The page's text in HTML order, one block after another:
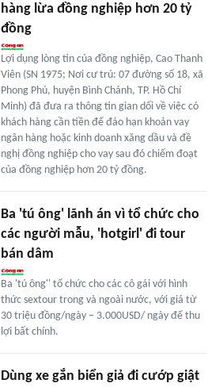
hàng lừa đồng nghiệp hơn 20 tỷ
đồng
Lợi dụng lòng tin của đồng nghiệp, Cao Thanh
Viên (SN 1975; Nơi cư trú: 07 đường số 18, xã
Phong Phú, huyện Bình Chánh, TP. Hồ Chí
Minh) đã đưa ra thông tin gian dối về việc có
khách hàng cần tiền để đáo hạn khoản vay
ngân hàng hoặc kinh doanh xăng dầu và đề
nghị đồng nghiệp cho vay sau đó chiếm đoạt
của đồng nghiệp hơn 20 tỷ đồng.
Ba 'tú ông' lãnh án vì tổ chức cho
các người mẫu, 'hotgirl' đi tour
bán dâm
Ba 'tú ông'' tổ chức cho các cô gái với hình
thức sextour trong và ngoài nước, với giá từ
30 triệu đồng/ngày – 3.000USD/ ngày để thu
lợi bất chính.
Dùng xe gắn biển giả đi cướp giật